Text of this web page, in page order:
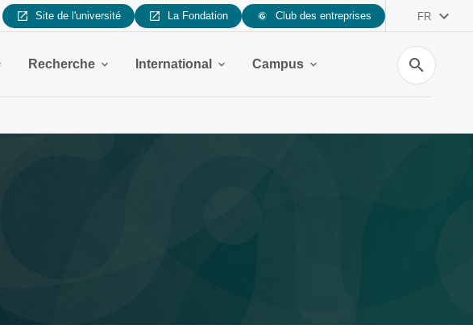
Site de l'université La Fondation Club des entreprises FR
Recherche International Campus
Recherche